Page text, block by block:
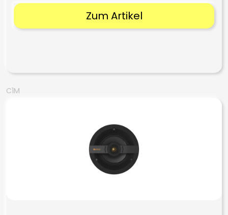
Zum Artikel
C1M